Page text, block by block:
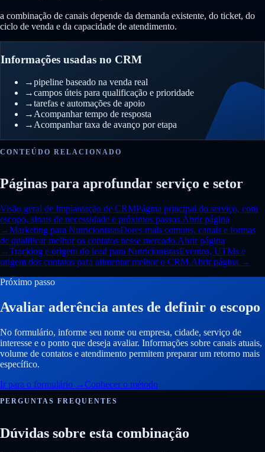
a combinação de canais depende da demanda existente, do ticket, do
ciclo de venda e da capacidade de atendimento.
Informações usadas no CRM
→pipeline baseado na venda real
→campos úteis para qualificação e prioridade
→tarefas e automações de apoio
→ Acompanhar tempo de resposta
→ Acompanhar taxa de avanço por etapa
CONTEÚDO RELACIONADO
Páginas para aprofundar serviço e setor
Visão geral de Implantação de CRMPágina principal do serviço, com
escopo, sinais de necessidade e próximos passos.Abrir página
→Marketing para NutricionistasDores mais comuns, canais e formas
de qualificar melhor os contatos nesse mercado.Abrir página
→Tracking e origem do lead para NutricionistasEventos, UTMs e
origem dos contatos para alimentar melhor o CRM.Abrir página →
Próximo passo
Avaliar aderência antes de definir o escopo
No formulário, informe seu nome ou empresa, cidade, serviço de
interesse e o ponto que deseja avaliar. Informações sobre canais atuais,
volume de contatos e atendimento permitem preparar um retorno mais
específico.
Ir para o formulário →Conhecer o método
PERGUNTAS FREQUENTES
Dúvidas sobre esta combinação